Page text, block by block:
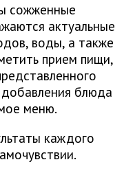
сожженные
актуальные
воды, а также
прием пищи,
блюда
меню.
каждого